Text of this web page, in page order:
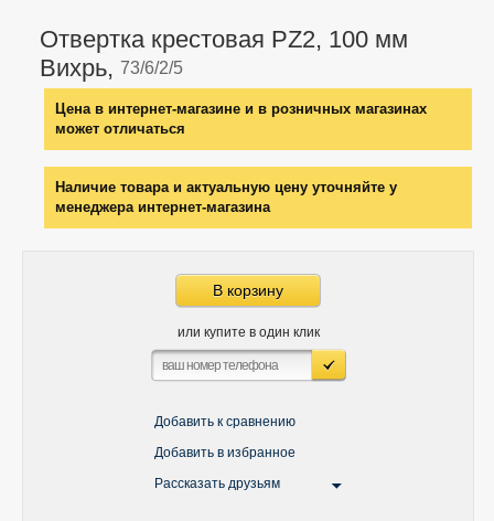
Отвертка крестовая PZ2, 100 мм
Вихрь, 73/6/2/5
Цена в интернет-магазине и в розничных магазинах
может отличаться
Наличие товара и актуальную цену уточняйте у
менеджера интернет-магазина
В корзину
или купите в один клик
Добавить к сравнению
Добавить в избранное
Рассказать друзьям